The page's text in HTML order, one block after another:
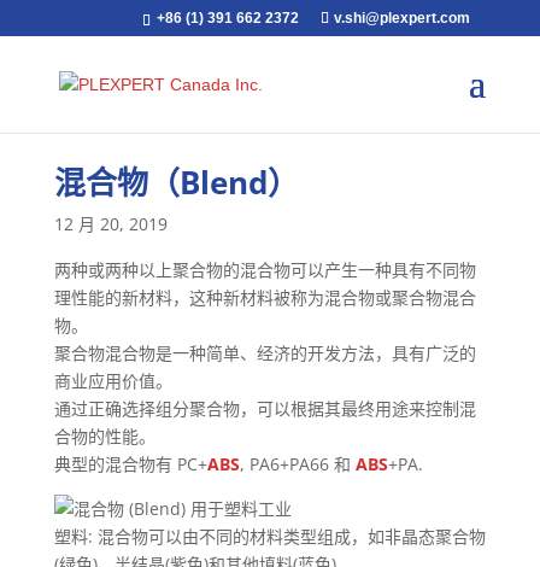
+86 (1) 391 662 2372 v.shi@plexpert.com
混合物（Blend）
12 月 20, 2019
两种或两种以上聚合物的混合物可以产生一种具有不同物
理性能的新材料，这种新材料被称为混合物或聚合物混合
物。
聚合物混合物是一种简单、经济的开发方法，具有广泛的
商业应用价值。
通过正确选择组分聚合物，可以根据其最终用途来控制混
合物的性能。
典型的混合物有 PC+ABS, PA6+PA66 和 ABS+PA.
塑料: 混合物可以由不同的材料类型组成，如非晶态聚合物